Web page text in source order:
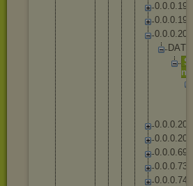
0.0.0.19
0.0.0.19
0.0.0.20
DAT
S
n
0.0.0.20
0.0.0.20
0.0.0.69
0.0.0.73
0.0.0.74